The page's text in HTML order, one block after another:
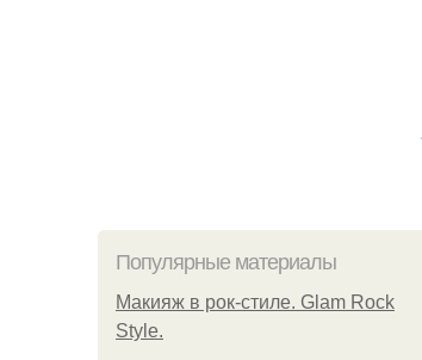
Популярные материалы
Макияж в рок-стиле. Glam Rock
Style.